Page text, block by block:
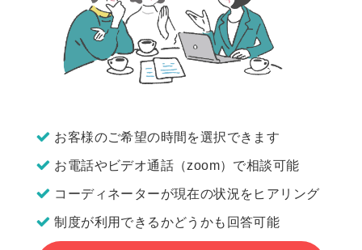
お客様のご希望の時間を選択できます
お電話やビデオ通話（zoom）で相談可能
コーディネーターが現在の状況をヒアリング
制度が利用できるかどうかも回答可能